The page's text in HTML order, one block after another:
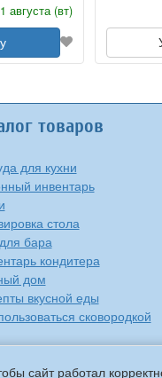
сайт работал
августа (вт)
товаров
для кухни
инвентарь
стола
бара
кондитера
дом
вкусной еды
сковородкой